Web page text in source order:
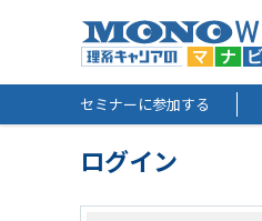
セミナーに参加する
ログイン